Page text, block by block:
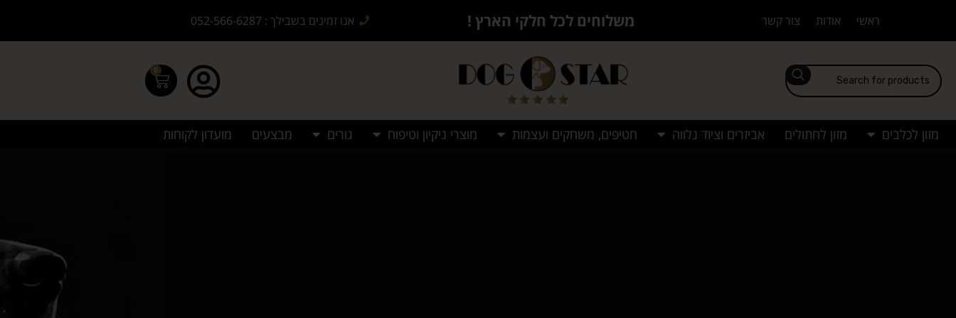
ראשי אודות צור קשר משלוחים לכל חלקי הארץ ! אנו זמינים בשבילך : 052-566-6287
0
מזון לכלבים מזון לחתולים אביזרים וציוד נלווה חטיפים, משחקים ועצמות מוצרי ניקיון וטיפוח גורים מבצעים מועדון לקוחות